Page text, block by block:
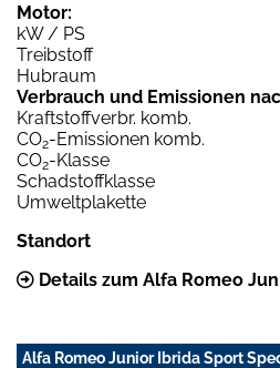
Motor:
kW / PS
Treibstoff
Hubraum
Verbrauch und Emissionen
Kraftstoffverbr. komb.
CO2-Emissionen komb.
CO2-Klasse
Schadstoffklasse
Umweltplakette
Standort
Details zum Alfa Romeo
Alfa Romeo Junior Ibrida Sport